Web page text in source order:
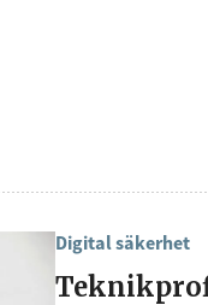
Digital säkerhet